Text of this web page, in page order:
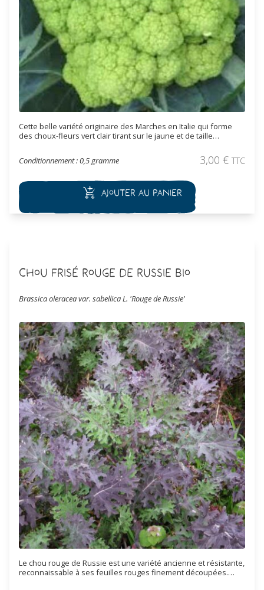
Cette belle variété originaire des Marches en Italie qui forme
des choux-fleurs vert clair tirant sur le jaune et de taille
couleur doré. Les chou-fleur de 700 g à plus d'1 kg se récoltent
en automne et début d'hiver. Se conserve très bien après
Conditionnement : 0,5 gramme 3,00 € TTC
Ajouter au panier
Chou Frisé Rouge de Russie Bio
Brassica oleracea var. sabellica L. 'Rouge de Russie'
Le chou rouge de Russie est une variété ancienne et résistante,
reconnaissable à ses feuilles rouges finement découpées.